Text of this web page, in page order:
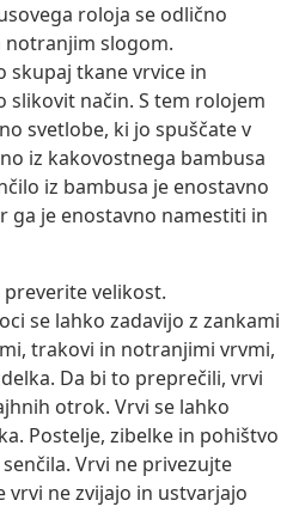
roloja se odlično
notranjim slogom.
skupaj tkane vrvice in
način. S tem rolojem
svetlobe, ki jo spuščate v
iz kakovostnega bambusa
iz bambusa je enostavno
ga je enostavno namestiti in
velikost.
se lahko zadavijo z zankami
trakovi in notranjimi vrvmi,
Da bi to preprečili, vrvi
otrok. Vrvi se lahko
Postelje, zibelke in pohištvo
Vrvi ne privezujte
vrvi ne zvijajo in ustvarjajo